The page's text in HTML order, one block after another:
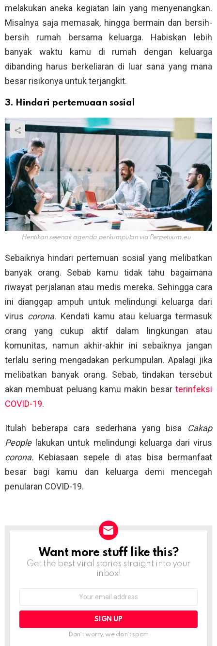
melakukan aneka kegiatan lain yang menyenangkan.
Misalnya saja memasak, hingga bermain dan bersih-
bersih rumah bersama keluarga. Habiskan lebih
banyak waktu kamu di rumah dengan keluarga
dibanding harus berkeliaran di luar sana yang mana
besar risikonya untuk terjangkit.
3. Hindari pertemuaan sosial
Hentikan sejenak agenda perkumpulan via Perpetuum.eu
Sebaiknya hindari pertemuan sosial yang melibatkan
banyak orang. Sebab kamu tidak tahu bagaimana
riwayat perjalanan atau medis mereka. Sehingga cara
ini dianggap ampuh untuk melindungi keluarga dari
virus corona. Kendati kamu atau keluarga termasuk
orang yang cukup aktif dalam lingkungan atau
komunitas, namun akhir-akhir ini sebaiknya jangan
terlalu sering mengadakan perkumpulan. Apalagi jika
melibatkan banyak orang. Sebab, tindakan tersebut
akan membuat peluang kamu makin besar terinfeksi
COVID-19.
Itulah beberapa cara sederhana yang bisa Cakap
People lakukan untuk melindungi keluarga dari virus
corona. Kebiasaan sepele di atas bisa bermanfaat
besar bagi kamu dan keluarga demi mencegah
penularan COVID-19.
NEWSLETTER
Want more stuff like this?
Get the best viral stories straight into your
inbox!
Don't worry, we don't spam